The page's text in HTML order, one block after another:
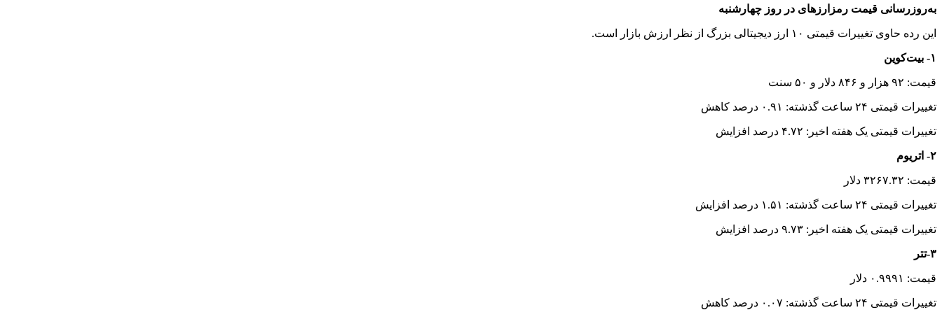
به‌روزرسانی قیمت رمزارزهای در روز چهارشنبه
این رده حاوی تغییرات قیمتی ۱۰ ارز دیجیتالی بزرگ از نظر ارزش بازار است.
۱- بیت‌کوین
قیمت: ۹۲ هزار و ۸۴۶ دلار و ۵۰ سنت
تغییرات قیمتی ۲۴ ساعت گذشته: ۰.۹۱ درصد کاهش
تغییرات قیمتی یک هفته اخیر: ۴.۷۲ درصد افزایش
۲- اتریوم
قیمت: ۳۲۶۷.۳۲ دلار
تغییرات قیمتی ۲۴ ساعت گذشته: ۱.۵۱ درصد افزایش
تغییرات قیمتی یک هفته اخیر: ۹.۷۳ درصد افزایش
۳-تتر
قیمت: ۰.۹۹۹۱ دلار
تغییرات قیمتی ۲۴ ساعت گذشته: ۰.۰۷ درصد کاهش